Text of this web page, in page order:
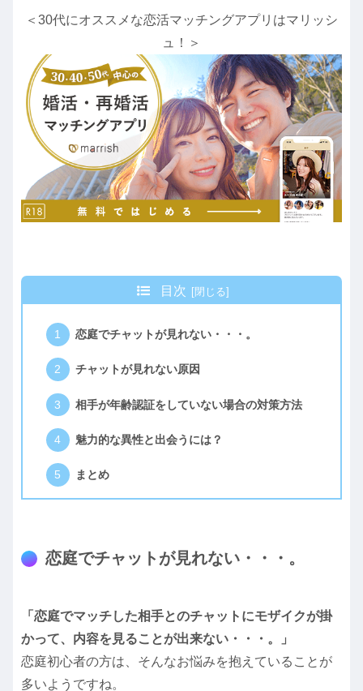
＜30代にオススメな恋活マッチングアプリはマリッシ
ュ！＞
目次
恋庭でチャットが見れない・・・。
チャットが見れない原因
相手が年齢認証をしていない場合の対策方法
魅力的な異性と出会うには？
まとめ
恋庭でチャットが見れない・・・。
「恋庭でマッチした相手とのチャットにモザイクが掛
かって、内容を見ることが出来ない・・・。」
恋庭初心者の方は、そんなお悩みを抱えていることが
多いようですね。